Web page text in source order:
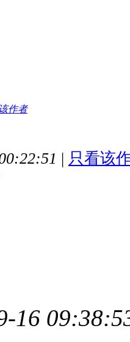
作者
| 只看该
16